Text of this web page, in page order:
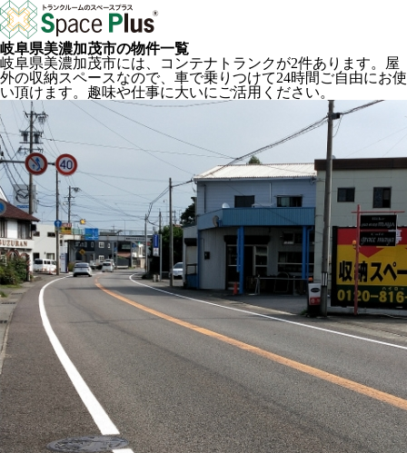
岐阜県美濃加茂市の物件一覧
岐阜県美濃加茂市には、コンテナトランクが2件あります。屋
外の収納スペースなので、車で乗りつけて24時間ご自由にお使
い頂けます。趣味や仕事に大いにご活用ください。